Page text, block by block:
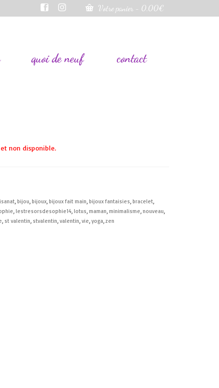
Votre panier - 0,00€
quoi de neuf contact
non disponible.
,bijou,bijoux,bijoux fait main,bijoux fantaisies,bracelet,
,lestresorsdesophie14,lotus,maman,minimalisme,nouveau,
, st valentin, stvalentin,valentin,vie,yoga,zen